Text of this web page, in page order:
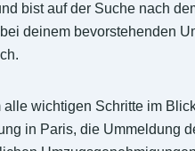
bist auf der Suche nach
deinem bevorstehenden
wichtigen Schritte im
in Paris, die Ummeldung